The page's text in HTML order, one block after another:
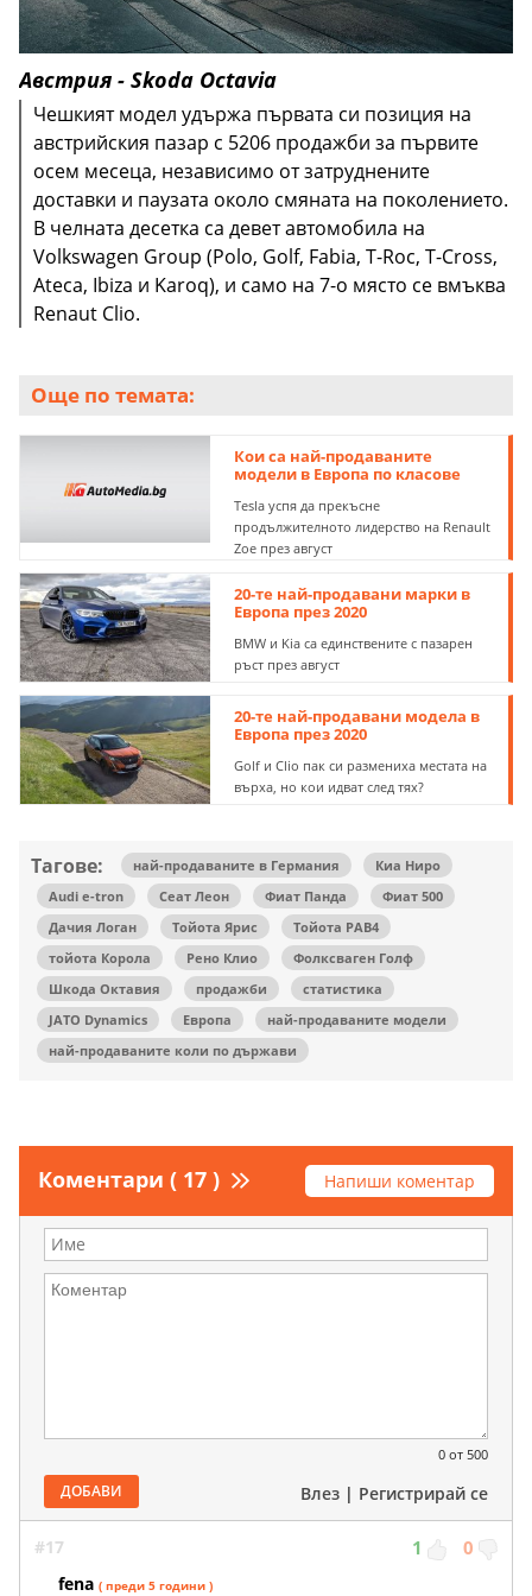
Австрия - Skoda Octavia
Чешкият модел удържа първата си позиция на
австрийския пазар с 5206 продажби за първите
осем месеца, независимо от затруднените
доставки и паузата около смяната на поколението.
В челната десетка са девет автомобила на
Volkswagen Group (Polo, Golf, Fabia, T-Roc, T-Cross,
Ateca, Ibiza и Karoq), и само на 7-о място се вмъква
Renaut Clio.
Още по темата:
Кои са най-продаваните
модели в Европа по класове
Tesla успя да прекъсне
продължителното лидерство на Renault
Zoe през август
20-те най-продавани марки в
Европа през 2020
BMW и Kia са единствените с пазарен
ръст през август
20-те най-продавани модела в
Европа през 2020
Golf и Clio пак си размениха местата на
върха, но кои идват след тях?
Тагове: най-продаваните в Германия
Киа Ниро
Audi e-tron
Сеат Леон Фиат Панда
Фиат 500
Дачия Логан
Тойота Ярис
Тойота РАВ4
тойота Корола
Рено Клио
Фолксваген Голф
Шкода Октавия
продажби
статистика
JATO Dynamics
Европа
най-продаваните модели
най-продаваните коли по държави
Коментари ( 17 ) Напиши коментар
0 от 500
ДОБАВИ Влез | Регистрирай се
#17 1 0
fena ( преди 5 години )